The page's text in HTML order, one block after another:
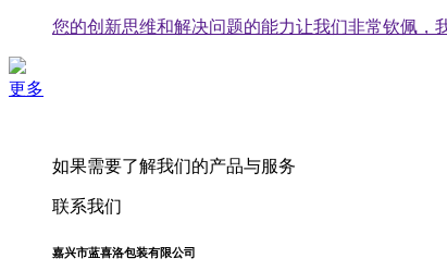
您的创新思维和解决问题的能力让我们非常钦佩，
更多
如果需要了解我们的产品与服务
联系我们
嘉兴市蓝喜洛包装有限公司